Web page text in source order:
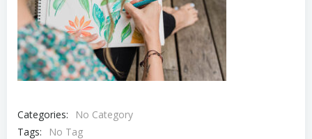
Categories:
No Category
Tags:
No Tag